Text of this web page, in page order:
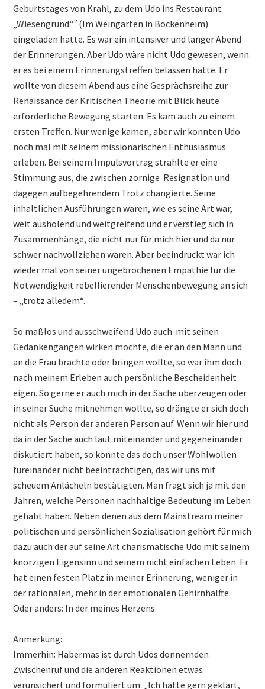
Geburtstages von Krahl, zu dem Udo ins Restaurant
„Wiesengrund“´(Im Weingarten in Bockenheim)
eingeladen hatte. Es war ein intensiver und langer Abend
der Erinnerungen. Aber Udo wäre nicht Udo gewesen, wenn
er es bei einem Erinnerungstreffen belassen hätte. Er
wollte von diesem Abend aus eine Gesprächsreihe zur
Renaissance der Kritischen Theorie mit Blick heute
erforderliche Bewegung starten. Es kam auch zu einem
ersten Treffen. Nur wenige kamen, aber wir konnten Udo
noch mal mit seinem missionarischen Enthusiasmus
erleben. Bei seinem Impulsvortrag strahlte er eine
Stimmung aus, die zwischen zornige Resignation und
dagegen aufbegehrendem Trotz changierte. Seine
inhaltlichen Ausführungen waren, wie es seine Art war,
weit ausholend und weitgreifend und er verstieg sich in
Zusammenhänge, die nicht nur für mich hier und da nur
schwer nachvollziehen waren. Aber beeindruckt war ich
wieder mal von seiner ungebrochenen Empathie für die
Notwendigkeit rebellierender Menschenbewegung an sich
– „trotz alledem“.
So maßlos und ausschweifend Udo auch mit seinen
Gedankengängen wirken mochte, die er an den Mann und
an die Frau brachte oder bringen wollte, so war ihm doch
nach meinem Erleben auch persönliche Bescheidenheit
eigen. So gerne er auch mich in der Sache überzeugen oder
in seiner Suche mitnehmen wollte, so drängte er sich doch
nicht als Person der anderen Person auf. Wenn wir hier und
da in der Sache auch laut miteinander und gegeneinander
diskutiert haben, so konnte das doch unser Wohlwollen
füreinander nicht beeinträchtigen, das wir uns mit
scheuem Anlächeln bestätigten. Man fragt sich ja mit den
Jahren, welche Personen nachhaltige Bedeutung im Leben
gehabt haben. Neben denen aus dem Mainstream meiner
politischen und persönlichen Sozialisation gehört für mich
dazu auch der auf seine Art charismatische Udo mit seinem
knorzigen Eigensinn und seinem nicht einfachen Leben. Er
hat einen festen Platz in meiner Erinnerung, weniger in
der rationalen, mehr in der emotionalen Gehirnhälfte.
Oder anders: In der meines Herzens.
Anmerkung:
Immerhin: Habermas ist durch Udos donnernden
Zwischenruf und die anderen Reaktionen etwas
verunsichert und formuliert um: „Ich hätte gern geklärt,